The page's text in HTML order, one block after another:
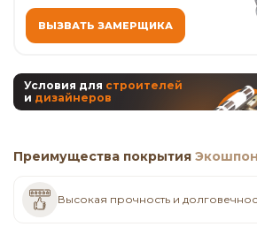
ВЫЗВАТЬ ЗАМЕРЩИКА
Условия для строителей
и дизайнеров
Преимущества покрытия Экошпон
Высокая прочность и